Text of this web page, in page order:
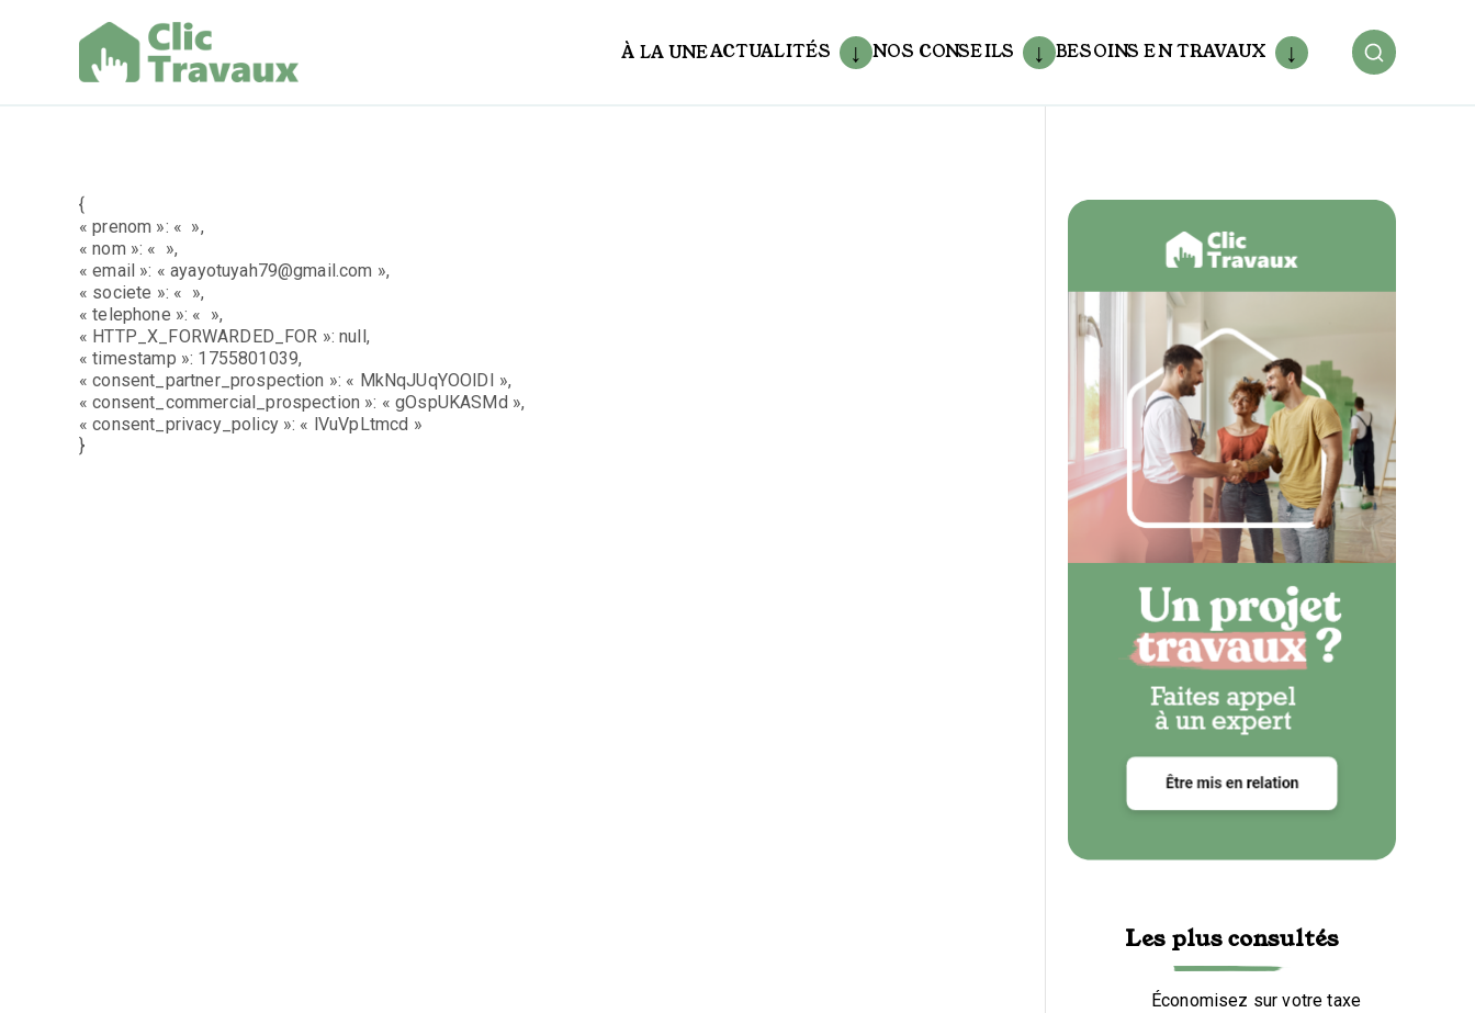
À LA UNEACTUALITÉS NOS CONSEILS BESOINS EN TRAVAUX
{
« prenom »: « »,
« nom »: « »,
« email »: « ayayotuyah79@gmail.com »,
« societe »: « »,
« telephone »: « »,
« HTTP_X_FORWARDED_FOR »: null,
« timestamp »: 1755801039,
« consent_partner_prospection »: « MkNqJUqYOOlDI »,
« consent_commercial_prospection »: « gOspUKASMd »,
« consent_privacy_policy »: « lVuVpLtmcd »
}
Les plus consultés
Économisez sur votre taxe